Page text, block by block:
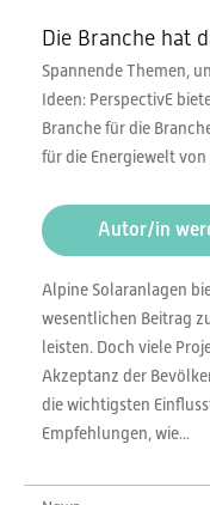
Die Branche hat
Spannende Themen,
Ideen: PerspectivE
Branche für die
für die Energiewelt
Autor/in
Alpine Solaranlagen
wesentlichen Beitrag
leisten. Doch viele
Akzeptanz der
die wichtigsten
Empfehlungen, wie...